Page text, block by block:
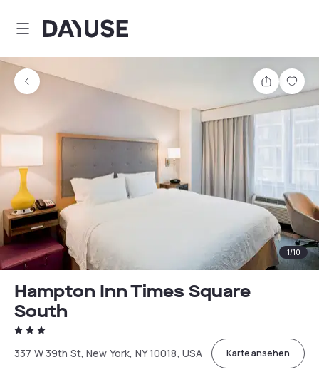
Dayuse
Teilen
1/10
Hampton Inn Times Square
South
337 W 39th St, New York, NY 10018, USA Karte ansehen